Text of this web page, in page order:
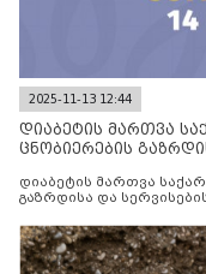
2025-11-13 12:44
დიაბეტის მართვა
ცნობიერების
დიაბეტის მართვა
გაზრდისა და